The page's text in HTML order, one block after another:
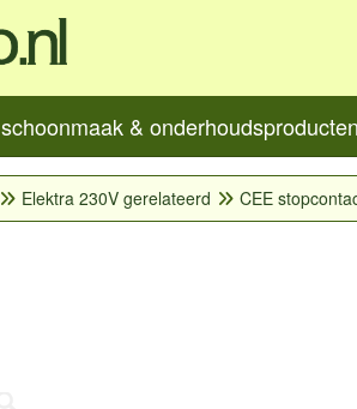
schoonmaak & onderhoudsproducten
Elektra 230V gerelateerd CEE